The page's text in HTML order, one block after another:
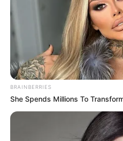
Открытыми для посещения
14, 16 и 18.
Информацию о режиме
узнать:
насайте
по тел: 16-40.
Андрей Кравченко